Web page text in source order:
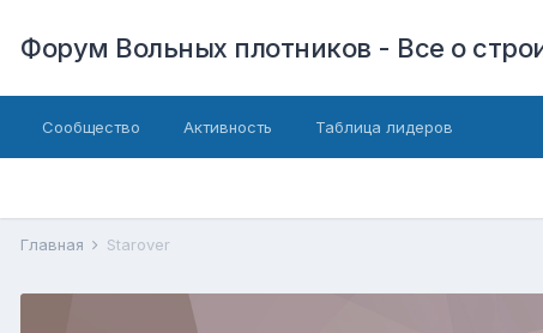
Форум Вольных плотников - Все о
Сообщество Активность Таблица лидеров
Главная Starover